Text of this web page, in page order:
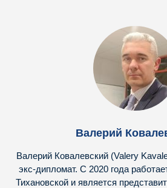
Валерий
Валерий Ковалевский (Valery
экс-дипломат. С 2020 года
Тихановской и является